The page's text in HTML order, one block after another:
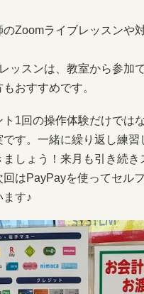
のZoomライブレッスンや
ッスンは、教室から参加
おすすめです。
1回の操作体験だけでは
です。一緒に繰り返し練習
ましょう！来月も引き続き
回はPayPayを使ってセル
ます♪